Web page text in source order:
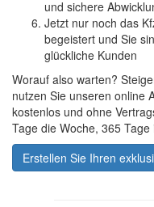
und sichere
Jetzt nur noch das
begeistert und Sie
glückliche Kunden
Worauf also warten?
nutzen Sie unseren online
kostenlos und ohne
Tage die Woche, 365 Tage
Erstellen Sie Ihren